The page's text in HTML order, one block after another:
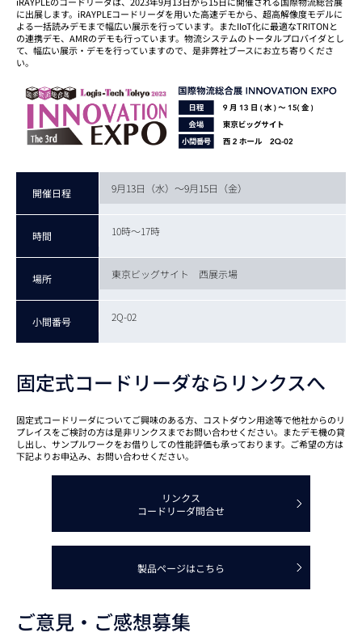
に出展します。iRAYPLEコードリーダを用いた高速デモから、超高解像度モデルに
よる一括読みデモまで幅広い展示を行っています。またIIoT化に最適なTRITONと
の連携デモ、AMRのデモも行っています。物流システムのトータルプロバイダとし
て、幅広い展示・デモを行っていますので、是非弊社ブースにお立ち寄りくださ
い。
開催日程 9月13日（水）～9月15日（金）
時間 10時～17時
場所 東京ビッグサイト 西展示場
小間番号 2Q-02
固定式コードリーダならリンクスへ
固定式コードリーダについてご興味のある方、コストダウン用途等で他社からのリ
プレイスをご検討の方は是非リンクスまでお問い合わせください。またデモ機の貸
し出し、サンプルワークをお借りしての性能評価も承っております。ご希望の方は
下記よりお申込み、お問い合わせください。
リンクス
コードリーダ問合せ
製品ページはこちら
ご意見・ご感想募集